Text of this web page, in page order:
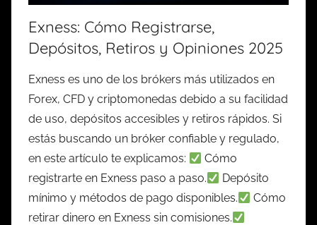
Exness: Cómo Registrarse,
Depósitos, Retiros y Opiniones 2025
Exness es uno de los brókers más utilizados en
Forex, CFD y criptomonedas debido a su facilidad
de uso, depósitos accesibles y retiros rápidos. Si
estás buscando un bróker confiable y regulado,
en este artículo te explicamos:
Cómo
registrarte en Exness paso a paso.
Depósito
mínimo y métodos de pago disponibles.
Cómo
retirar dinero en Exness sin comisiones.